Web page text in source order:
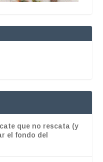
que no rescata (y
el fondo del